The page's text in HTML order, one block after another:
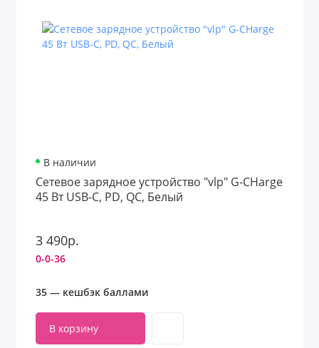
В наличии
Сетевое зарядное устройство "vlp" G-CHarge
45 Вт USB-C, PD, QC, Белый
3 490р.
0-0-36
35 — кешбэк баллами
В корзину